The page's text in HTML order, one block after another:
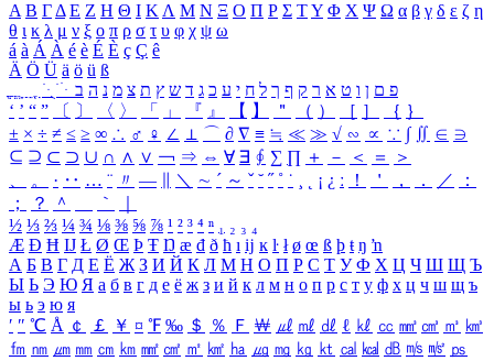
Α Β ΓΔ Ε Ζ Η Θ Ι ΚΛ Μ Ν Ξ Ο Π Ρ Σ ΤΥ Φ Χ Ψ Ω α β γ δ ε ζ η
θ ι κ λ μ ν ξ ο π ρ σ τ υ φ χ ψ ω
á à Á À é è É È ç Ç ê
Ä Ö Ü ä ö ü ß
ִֶֹ ֻּ ׁׂ פ ם ן ו ט א ר ק ף ך ל ח י ע כ ג ד ש ץ ת צ מ נ ה ב
‘ ’ “ ” 〔 〕 〈 〉 「 」 『 』 【 】 ＂ （ ） ［ ］ ｛ ｝
± × ÷ ≠ ≤ ≥ ∞ ∴ ♂ ♀ ∠ ⊥ ⌒ ∂ ∇ ≡ ≒ ≪ ≫ √ ∽ ∝ ∵ ∫ ∬ ∈ ∋
⊆ ⊇ ⊂ ⊃ ∪ ∩ ∧ ∨ ￢ ⇒ ⇔ ∀ ∃ ∮ ∑ ∏ ＋ － ＜ ＝
＞
、
。 · ‥ … ¨ 〃 ― ＼ ∼ ´ ～ ˇ ˘ ˝ ˚ ˙ ¸ ¡ ¿ ː ！ ＇ ， ． ／
：
；
？ ＾ ｀
½ ⅓ ⅔ ¼ ¾ ⅛ ⅜ ⅝ ⅞ ¹ ² ³ ⁴ ⁿ ₁ ₂ ₃ ₄
Æ Ð Ħ Ĳ Ł Ø Œ Þ Ŧ Ŋ æ đ ð ħ ı ĳ ĸ ŀ ł ø œ ß þ ŧ ŋ ŉ
А Б В Г Д Е Ё Ж З И Й К Л М Н О П Р С Т У Ф Х Ц Ч Ш Щ Ъ
Ы Ь Э Ю Я а б в г д е ё ж з и й к л м н о п р с т у ф х ц ч ш щ ъ
ы ь э ю я
′ ″ ℃ Å ￠ ￡ ￥ ¤ ℉ ‰ ＄ ％ Ｆ ￦ ㎕ ㎖ ㎗ ℓ ㎘ ㏄ ㎣ ㎤ ㎥ ㎦
㎙ ㎚ ㎛ ㎜ ㎝ ㎞ ㎟ ㎠ ㎡ ㎢ ㏊ ㎍ ㎎ ㎏ ㏏ ㎈ ㎉ ㏈ ㎧ ㎨ ㎰